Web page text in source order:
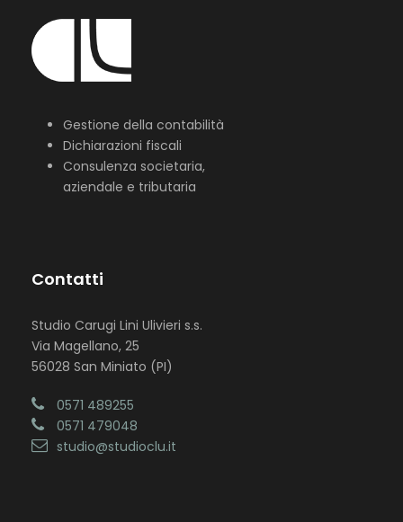
Gestione della contabilità
Dichiarazioni fiscali
Consulenza societaria,
aziendale e tributaria
Contatti
Studio Carugi Lini Ulivieri s.s.
Via Magellano, 25
56028 San Miniato (PI)
0571 489255
0571 479048
studio@studioclu.it